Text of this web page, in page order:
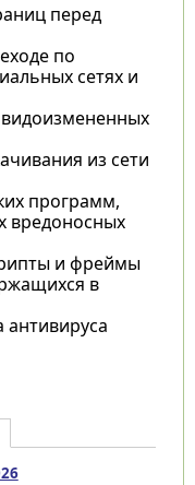
перед
по
сетях и
из сети
программ,
вредоносных
и фреймы
в
антивируса